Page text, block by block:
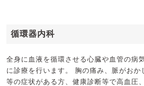
循環器内科
全身に血液を循環させる心臓や血管の病
に診療を行います。 胸の痛み、脈がおか
等の症状がある方、健康診断等で高血圧